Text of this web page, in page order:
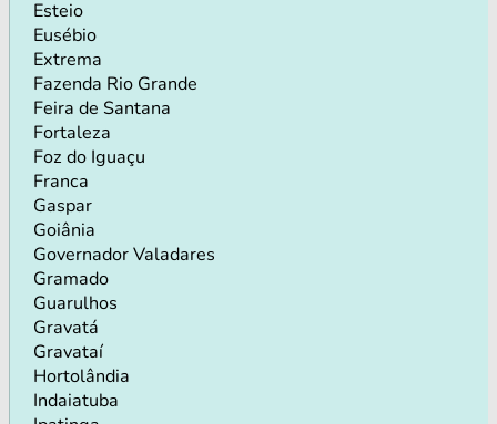
Esteio
Eusébio
Extrema
Fazenda Rio Grande
Feira de Santana
Fortaleza
Foz do Iguaçu
Franca
Gaspar
Goiânia
Governador Valadares
Gramado
Guarulhos
Gravatá
Gravataí
Hortolândia
Indaiatuba